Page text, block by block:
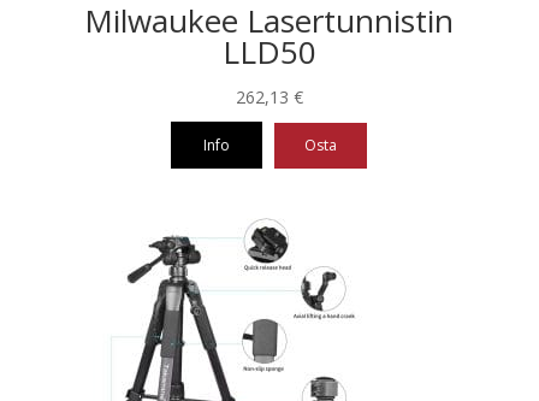
Milwaukee Lasertunnistin
LLD50
262,13 €
Info Osta